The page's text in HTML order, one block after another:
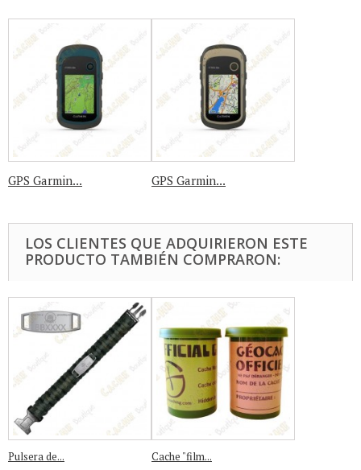
GPS Garmin... GPS Garmin...
LOS CLIENTES QUE ADQUIRIERON ESTE
PRODUCTO TAMBIÉN COMPRARON:
Pulsera de...
Cache "film...